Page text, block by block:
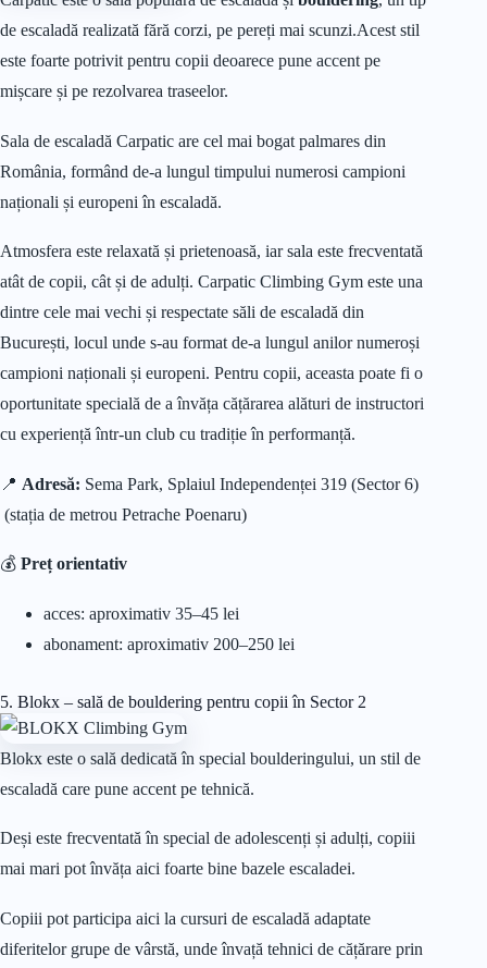
de escaladă realizată fără corzi, pe pereți mai scunzi.Acest stil
este foarte potrivit pentru copii deoarece pune accent pe
mișcare și pe rezolvarea traseelor.
Sala de escaladă Carpatic are cel mai bogat palmares din
România, formând de-a lungul timpului numerosi campioni
naționali și europeni în escaladă.
Atmosfera este relaxată și prietenoasă, iar sala este frecventată
atât de copii, cât și de adulți. Carpatic Climbing Gym este una
dintre cele mai vechi și respectate săli de escaladă din
București, locul unde s-au format de-a lungul anilor numeroși
campioni naționali și europeni. Pentru copii, aceasta poate fi o
oportunitate specială de a învăța cățărarea alături de instructori
cu experiență într-un club cu tradiție în performanță.
📍 Adresă: Sema Park, Splaiul Independenței 319 (Sector 6)
(stația de metrou Petrache Poenaru)
💰 Preț orientativ
acces: aproximativ 35–45 lei
abonament: aproximativ 200–250 lei
5. Blokx – sală de bouldering pentru copii în Sector 2
Blokx este o sală dedicată în special boulderingului, un stil de
escaladă care pune accent pe tehnică.
Deși este frecventată în special de adolescenți și adulți, copiii
mai mari pot învăța aici foarte bine bazele escaladei.
Copiii pot participa aici la cursuri de escaladă adaptate
diferitelor grupe de vârstă, unde învață tehnici de cățărare prin